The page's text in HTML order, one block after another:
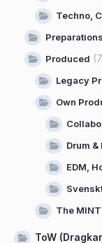
Techno,
Produced
Legacy
Own
Drum
EDM,
The
ToW